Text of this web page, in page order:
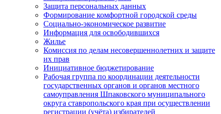
Защита персональных данных
Формирование комфортной городской среды
Социально-экономическое развитие
Информация для освободившихся
Жилье
Комиссия по делам несовершеннолетних и защите
их прав
Инициативное бюджетирование
Рабочая группа по координации деятельности
государственных органов и органов местного
самоуправления Шпаковского муниципального
округа ставропольского края при осуществлении
регистрации (учёта) избирателей